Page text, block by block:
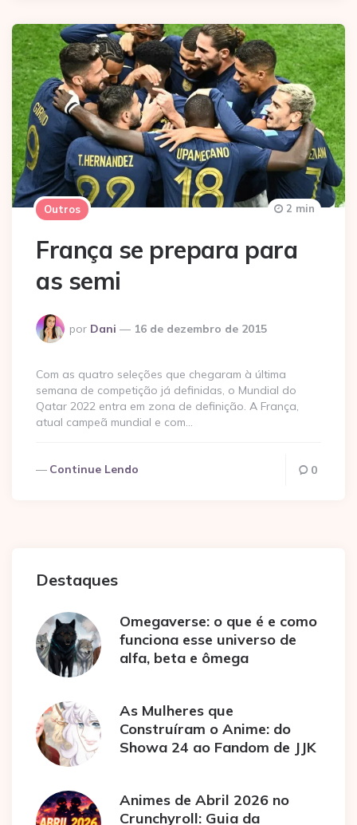
Outros
França se prepara para
as semi
Postado
por
por Dani 16 de dezembro de 2015
2 min
Com as quatro seleções que chegaram à última
semana de competição já definidas, o Mundial do
Qatar 2022 entra em zona de definição. A França,
atual campeã mundial e com…
Continue Lendo 0
Destaques
Omegaverse: o que é e como
funciona esse universo de
alfa, beta e ômega
As Mulheres que
Construíram o Anime: do
Showa 24 ao Fandom de JJK
Animes de Abril 2026 no
Crunchyroll: Guia da